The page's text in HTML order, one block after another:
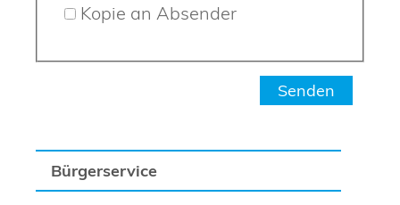
Bürgerservice
Kopie an Absender